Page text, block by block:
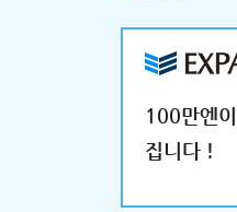
100만엔
집니다！